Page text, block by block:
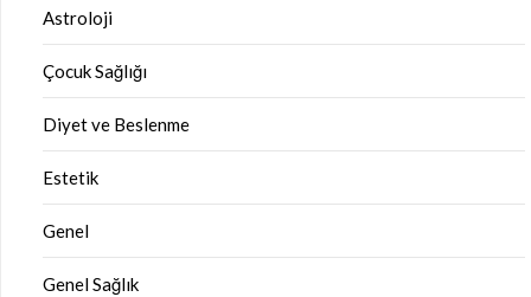
Astroloji
Çocuk Sağlığı
Diyet ve Beslenme
Estetik
Genel
Genel Sağlık